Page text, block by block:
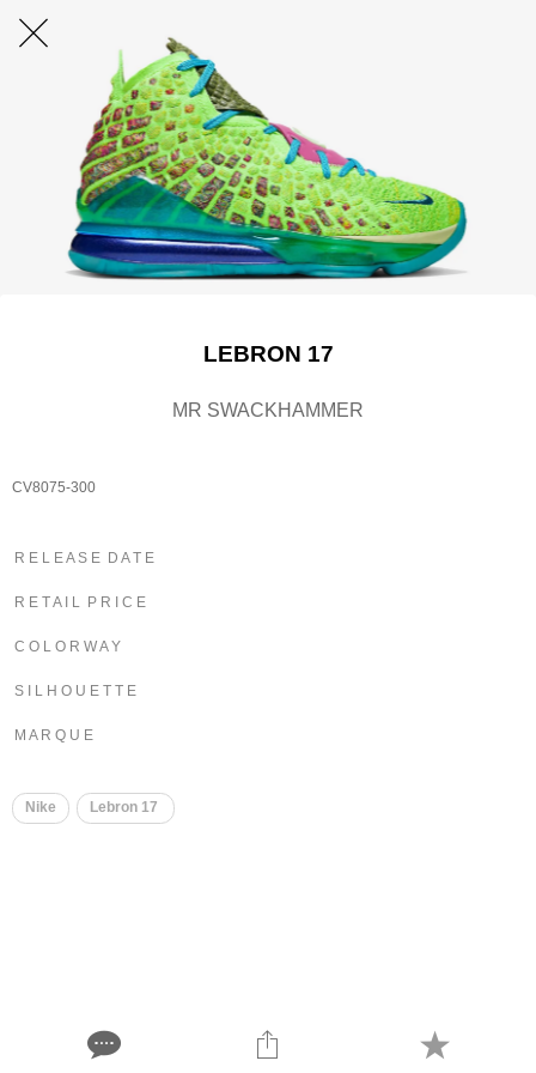
LEBRON 17
MR SWACKHAMMER
CV8075-300
R E L E A S E D A T E
R E T A I L P R I C E
C O L O R W A Y
S I L H O U E T T E
M A R Q U E
Nike Lebron 17